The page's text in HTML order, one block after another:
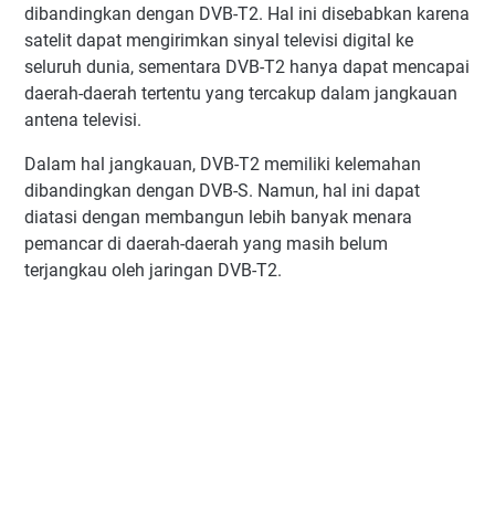
dibandingkan dengan DVB-T2. Hal ini disebabkan karena
satelit dapat mengirimkan sinyal televisi digital ke
seluruh dunia, sementara DVB-T2 hanya dapat mencapai
daerah-daerah tertentu yang tercakup dalam jangkauan
antena televisi.
Dalam hal jangkauan, DVB-T2 memiliki kelemahan
dibandingkan dengan DVB-S. Namun, hal ini dapat
diatasi dengan membangun lebih banyak menara
pemancar di daerah-daerah yang masih belum
terjangkau oleh jaringan DVB-T2.